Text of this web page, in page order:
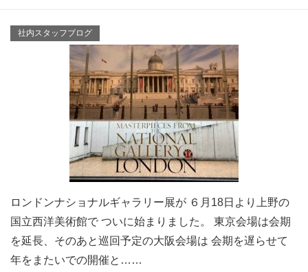
社内スタッフブログ
ロンドンナショナルギャラリー展が ６月18日より上野の
国立西洋美術館で ついに始まりました。 東京会場は会期
を延長、そのあと巡回予定の大阪会場は 会期を遅らせて
年をまたいでの開催と……